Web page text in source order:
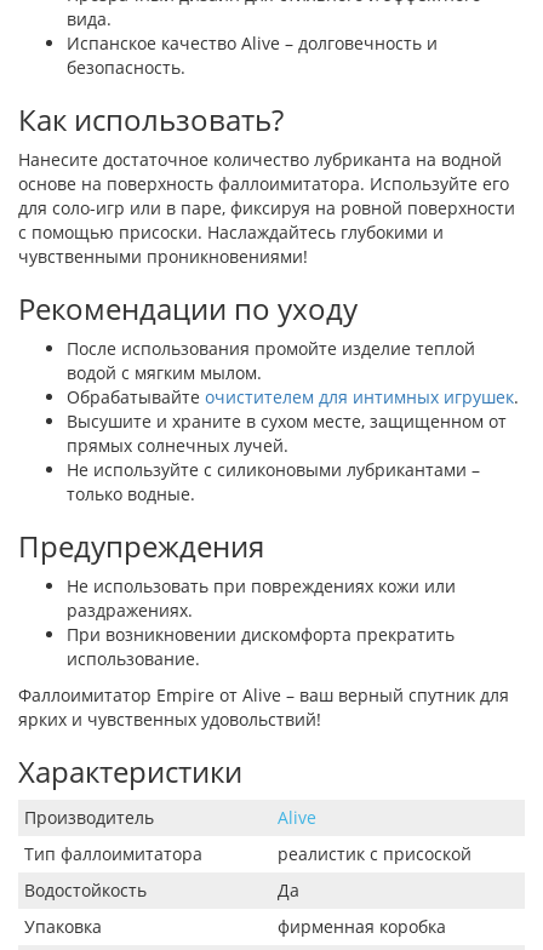
вида.
Испанское качество Alive – долговечность и
безопасность.
Как использовать?
Нанесите достаточное количество лубриканта на водной
основе на поверхность фаллоимитатора. Используйте его
для соло-игр или в паре, фиксируя на ровной поверхности
с помощью присоски. Наслаждайтесь глубокими и
чувственными проникновениями!
Рекомендации по уходу
После использования промойте изделие теплой
водой с мягким мылом.
Обрабатывайте очистителем для интимных игрушек.
Высушите и храните в сухом месте, защищенном от
прямых солнечных лучей.
Не используйте с силиконовыми лубрикантами –
только водные.
Предупреждения
Не использовать при повреждениях кожи или
раздражениях.
При возникновении дискомфорта прекратить
использование.
Фаллоимитатор Empire от Alive – ваш верный спутник для
ярких и чувственных удовольствий!
Характеристики
Производитель
Alive
Тип фаллоимитатора
реалистик с присоской
Водостойкость
Да
Упаковка
фирменная коробка